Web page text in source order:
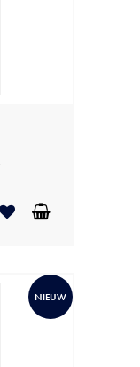
NIEUW